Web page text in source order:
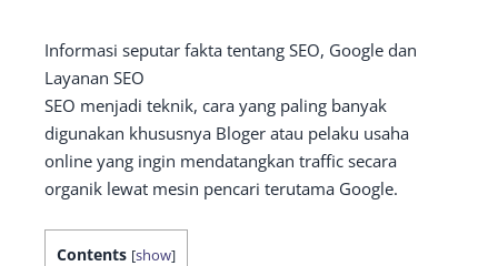
Informasi seputar fakta tentang SEO, Google dan
Layanan SEO
SEO menjadi teknik, cara yang paling banyak
digunakan khususnya Bloger atau pelaku usaha
online yang ingin mendatangkan traffic secara
organik lewat mesin pencari terutama Google.
Contents [show]